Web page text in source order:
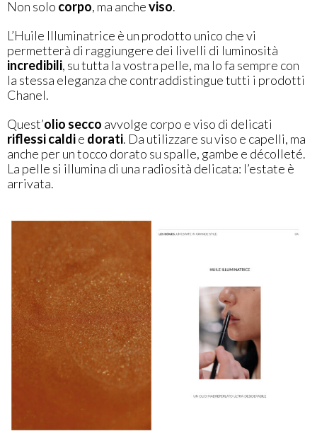
Non solo corpo, ma ancheviso.
L’Huile Illuminatrice è un prodotto unico che vi
permetterà di raggiungere dei livelli di luminosità
incredibili, su tutta la vostra pelle, ma lo fa sempre con
la stessa eleganza che contraddistingue tutti i prodotti
Chanel.
Quest’olio secco avvolge corpo e viso di delicati
riflessi caldie dorati. Da utilizzare su viso e capelli, ma
anche per un tocco dorato su spalle, gambe e décolleté.
La pelle si illumina di una radiosità delicata: l’estate è
arrivata.